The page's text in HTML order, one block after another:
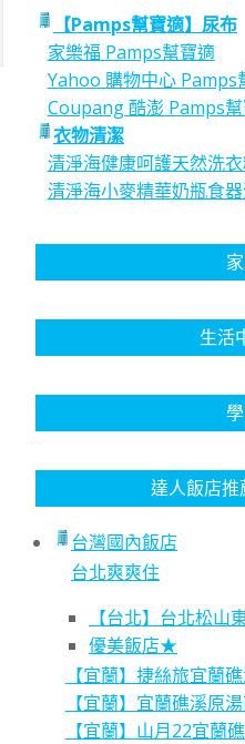
【Pamps幫寶適】尿布
家樂福 Pamps幫寶適
Yahoo 購物中心 Pamps
Coupang 酷澎 Pamps
衣物清潔
清淨海健康呵護天然洗
清淨海小麥精華奶瓶食
生活
達人飯店
台灣國內飯店
台北爽爽住
【台北】台北松
優美飯店★
【宜蘭】捷絲旅宜蘭
【宜蘭】宜蘭礁溪原
【宜蘭】山月22宜蘭